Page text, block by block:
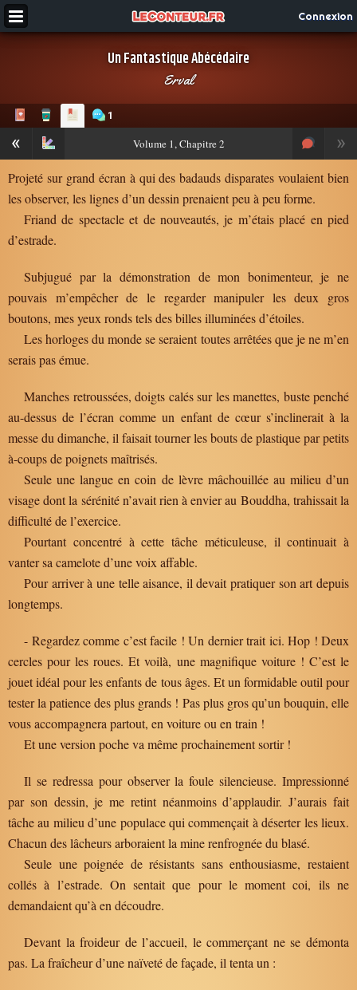
Connexion
Un Fantastique Abécédaire
Erval
1
« »
Volume1, Chapitre 2
Projeté sur grand écran à qui des badauds disparates voulaient bien
les observer, les lignes d’un dessin prenaient peu à peu forme.
Friand de spectacle et de nouveautés, je m’étais placé en pied
d’estrade.
Subjugué par la démonstration de mon bonimenteur, je ne
pouvais m’empêcher de le regarder manipuler les deux gros
boutons, mes yeux ronds tels des billes illuminées d’étoiles.
Les horloges du monde se seraient toutes arrêtées que je ne m’en
serais pas émue.
Manches retroussées, doigts calés sur les manettes, buste penché
au-dessus de l’écran comme un enfant de cœur s’inclinerait à la
messe du dimanche, il faisait tourner les bouts de plastique par petits
à-coups de poignets maîtrisés.
Seule une langue en coin de lèvre mâchouillée au milieu d’un
visage dont la sérénité n’avait rien à envier au Bouddha, trahissait la
difficulté de l’exercice.
Pourtant concentré à cette tâche méticuleuse, il continuait à
vanter sa camelote d’une voix affable.
Pour arriver à une telle aisance, il devait pratiquer son art depuis
longtemps.
- Regardez comme c’est facile ! Un dernier trait ici. Hop ! Deux
cercles pour les roues. Et voilà, une magnifique voiture ! C’est le
jouet idéal pour les enfants de tous âges. Et un formidable outil pour
tester la patience des plus grands ! Pas plus gros qu’un bouquin, elle
vous accompagnera partout, en voiture ou en train !
Et une version poche va même prochainement sortir !
Il se redressa pour observer la foule silencieuse. Impressionné
par son dessin, je me retint néanmoins d’applaudir. J’aurais fait
tâche au milieu d’une populace qui commençait à déserter les lieux.
Chacun des lâcheurs arboraient la mine renfrognée du blasé.
Seule une poignée de résistants sans enthousiasme, restaient
collés à l’estrade. On sentait que pour le moment coi, ils ne
demandaient qu’à en découdre.
Devant la froideur de l’accueil, le commerçant ne se démonta
pas. La fraîcheur d’une naïveté de façade, il tenta un :